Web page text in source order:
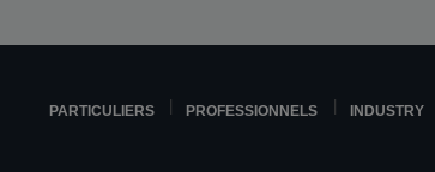
PARTICULIERS PROFESSIONNELS INDUSTRY